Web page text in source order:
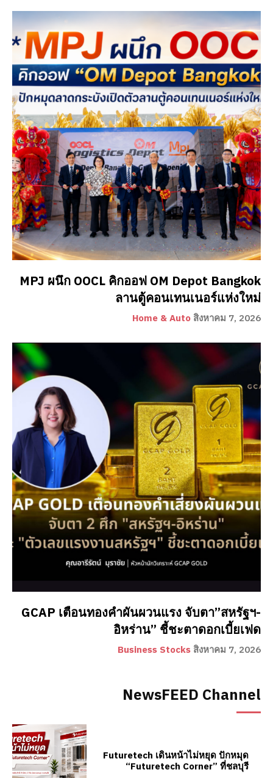
MPJ ผนึก OOCL คิกออฟ OM Depot Bangkok
ลานตู้คอนเทนเนอร์แห่งใหม่
Home & Auto สิงหาคม 7, 2026
GCAP เตือนทองคำผันผวนแรง จับตา”สหรัฐฯ-
อิหร่าน” ชี้ชะตาดอกเบี้ยเฟด
Business Stocks สิงหาคม 7, 2026
NewsFEED Channel
Futuretech เดินหน้าไม่หยุด ปักหมุด
“Futuretech Corner” ที่ชลบุรี